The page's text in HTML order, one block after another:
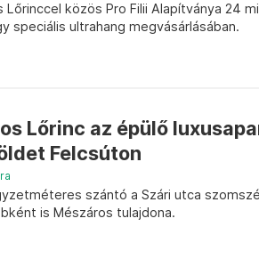
Lőrinccel közös Pro Filii Alapítványa 24
speciális ultrahang megvásárlásában.
Lőrinc az épülő
Felcsúton
szántó a Szári utca
is Mészáros tulajdona.